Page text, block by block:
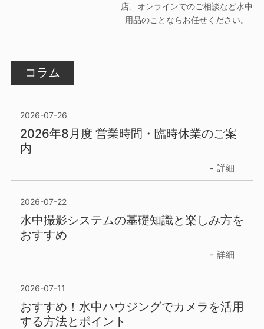
店、オンラインでのご相談など水中
用品のことならお任せください。
コラム
2026-07-26
2026年8月度 営業時間・臨時休業のご案
内
詳細
2026-07-22
水中撮影システムの基礎知識と楽しみ方を
おすすめ
詳細
2026-07-11
おすすめ！水中ハウジングでカメラを活用
する方法とポイント